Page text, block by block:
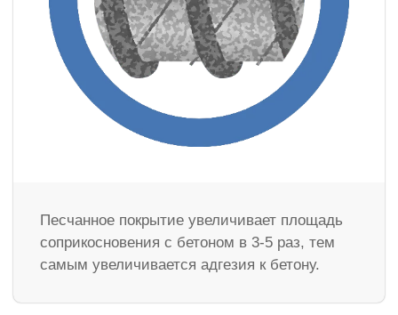
Песчанное покрытие увеличивает площадь
соприкосновения с бетоном в 3-5 раз, тем
самым увеличивается адгезия к бетону.